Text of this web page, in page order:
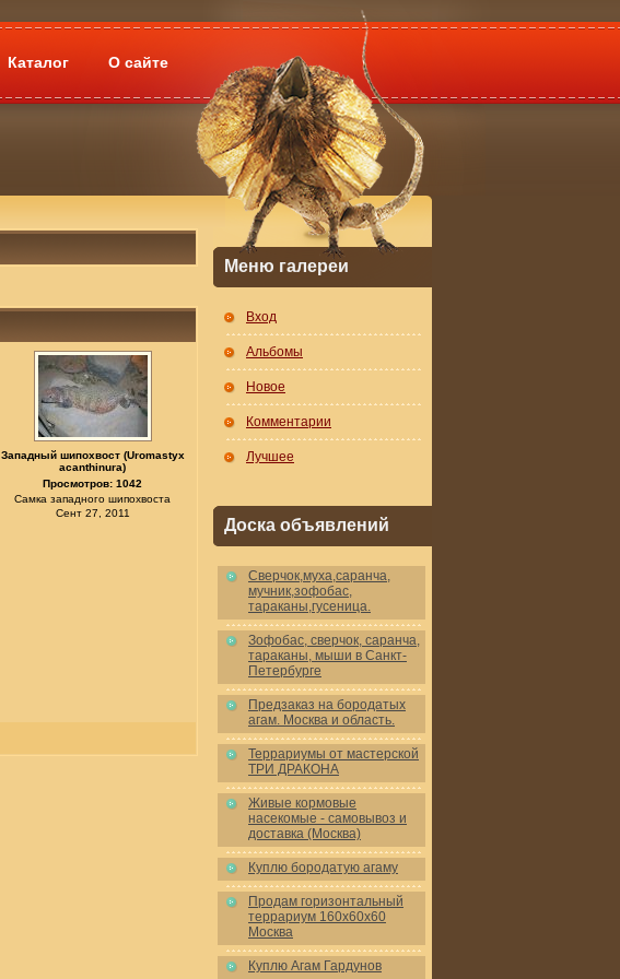
Каталог О сайте
Западный шипохвост (Uromastyx
acanthinura)
Просмотров: 1042
Самка западного шипохвоста
Сент 27, 2011
Меню галереи
Вход
Альбомы
Новое
Комментарии
Лучшее
Доска объявлений
Cверчок,муха,саранча,
мучник,зофобас,
тараканы,гусеница.
Зофобас, сверчок, саранча,
тараканы, мыши в Санкт-
Петербурге
Предзаказ на бородатых
агам. Москва и область.
Террариумы от мастерской
ТРИ ДРАКОНА
Живые кормовые
насекомые - самовывоз и
доставка (Москва)
Куплю бородатую агаму
Продам горизонтальный
террариум 160x60x60
Москва
Куплю Агам Гардунов